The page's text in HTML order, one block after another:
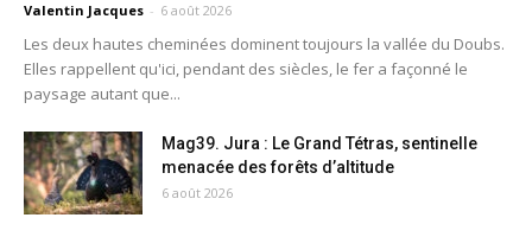
Valentin Jacques - 6 août 2026
Les deux hautes cheminées dominent toujours la vallée du Doubs.
Elles rappellent qu'ici, pendant des siècles, le fer a façonné le
paysage autant que...
Mag39. Jura : Le Grand Tétras, sentinelle
menacée des forêts d’altitude
6 août 2026